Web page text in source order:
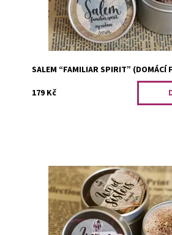
SALEM “FAMILIAR SPIRIT” (DOMÁCÍ
179 Kč
Jsou kruté a podlé, takže je mnohem
voňavý sladký koktejl, než čekat na
Dostupnost:
Na dotaz
Kód:
1940